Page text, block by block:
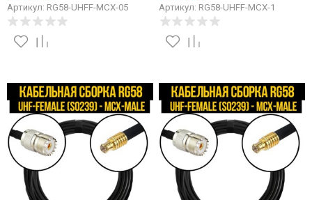
Артикул: RG58-UHFF-MCX-05 Артикул: RG58-UHFF-MCX-1